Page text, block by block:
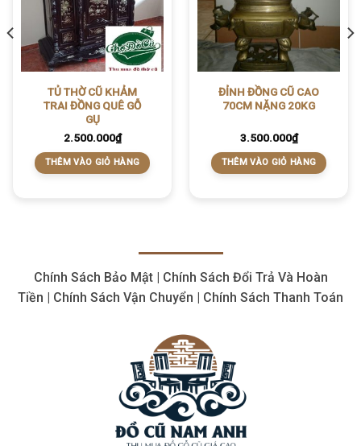
TỦ THỜ CŨ KHẢM
TRAI ĐỒNG QUÊ GỖ
GỤ
2.500.000₫
THÊM VÀO GIỎ HÀNG
ĐỈNH ĐỒNG CŨ CAO
70CM NẶNG 20KG
3.500.000₫
THÊM VÀO GIỎ HÀNG
Chính Sách Bảo Mật | Chính Sách Đổi Trả Và Hoàn
Tiền | Chính Sách Vận Chuyển | Chính Sách Thanh Toán